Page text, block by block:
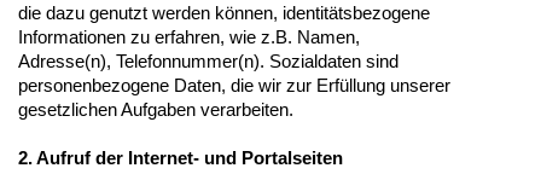
die dazu genutzt werden können, identitätsbezogene
Informationen zu erfahren, wie z.B. Namen,
Adresse(n), Telefonnummer(n). Sozialdaten sind
personenbezogene Daten, die wir zur Erfüllung unserer
gesetzlichen Aufgaben verarbeiten.
2. Aufruf der Internet- und Portalseiten